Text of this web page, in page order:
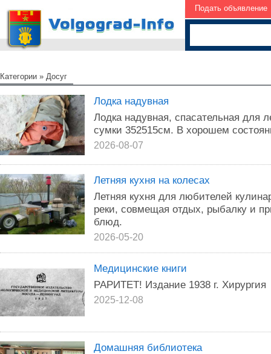
Подать объявление
Категории » Досуг
Лодка надувная
Лодка надувная, спасательная для
сумки 352515см. В хорошем
2026-08-07
Летняя кухня на колесах
Летняя кухня для любителей
реки, совмещая отдых, рыбалку и
блюд.
2026-05-20
Медицинские книги
РАРИТЕТ! Издание 1938 г. Хирургия
2025-12-08
Домашняя библиотека